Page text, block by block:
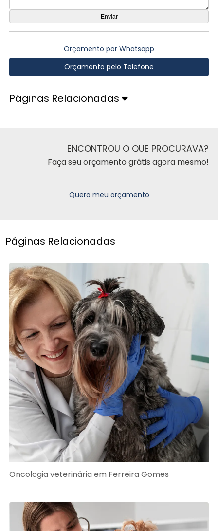
Orçamento por Whatsapp
Orçamento pelo Telefone
Páginas Relacionadas
ENCONTROU O QUE PROCURAVA?
Faça seu orçamento grátis agora mesmo!
Quero meu orçamento
Páginas Relacionadas
Oncologia veterinária em Ferreira Gomes